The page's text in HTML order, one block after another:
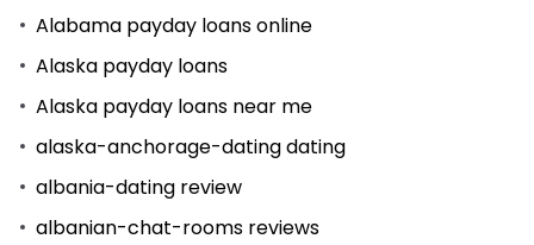
Alabama payday loans online
Alaska payday loans
Alaska payday loans near me
alaska-anchorage-dating dating
albania-dating review
albanian-chat-rooms reviews